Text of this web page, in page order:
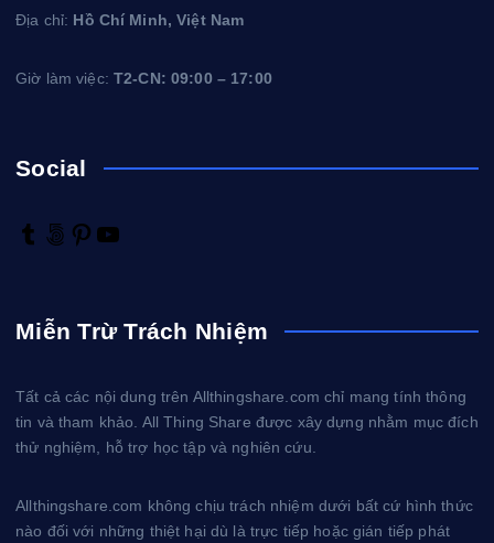
Địa chỉ: Hồ Chí Minh, Việt Nam
Giờ làm việc:T2-CN: 09:00 – 17:00
Social
T
l
5
x
P
e
Miễn Trừ Trách Nhiệm
Tất cả các nội dung trên Allthingshare.com chỉ mang tính thông
tin và tham khảo. All Thing Share được xây dựng nhằm mục đích
thử nghiệm, hỗ trợ học tập và nghiên cứu.
Allthingshare.com không chịu trách nhiệm dưới bất cứ hình thức
nào đối với những thiệt hại dù là trực tiếp hoặc gián tiếp phát